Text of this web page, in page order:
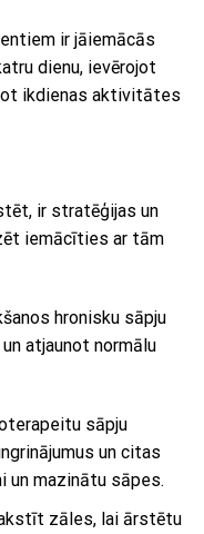
ir jāiemācās
dienu, ievērojot
ikdienas aktivitātes
ir stratēģijas un
iemācīties ar tām
hronisku sāpju
atjaunot normālu
sāpju
un citas
un mazinātu sāpes.
zāles, lai ārstētu